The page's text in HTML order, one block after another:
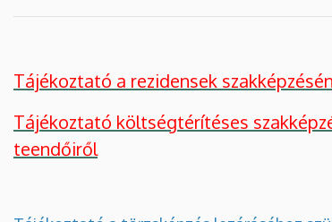
Tájékoztató a rezidensek
Tájékoztató költségtérítéses
teendőiről